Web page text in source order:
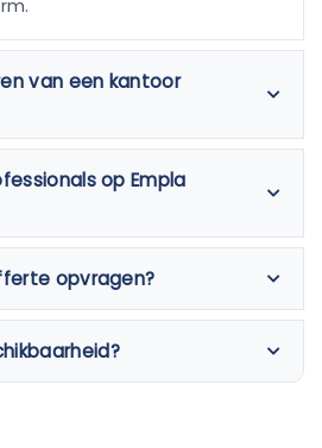
van een kantoor
op Empla
opvragen?